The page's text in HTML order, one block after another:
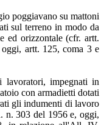
poggiavano su mattoni
sul terreno in modo da
ed orizzontale (cfr. artt.
artt. 125, coma 3 e
lavoratori, impegnati in
con armadietti dotati
gli indumenti di lavoro
n. 303 del 1956 e, oggi,